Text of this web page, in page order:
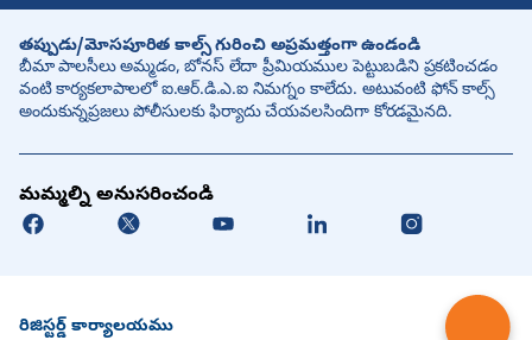
తప్పుడు/మోసపూరిత కాల్స్ గురించి అప్రమత్తంగా ఉండండి
బీమా పాలసీలు అమ్మడం, బోనస్ లేదా ప్రీమియముల పెట్టుబడిని ప్రకటించడం
వంటి కార్యకలాపాలలో ఐ.ఆర్.డి.ఎ.ఐ నిమగ్నం కాలేదు. అటువంటి ఫోన్ కాల్స్
అందుకున్నప్రజలు పోలీసులకు ఫిర్యాదు చేయవలసిందిగా కోరడమైనది.
మమ్మల్ని అనుసరించండి
రిజిస్టర్డ్ కార్యాలయము